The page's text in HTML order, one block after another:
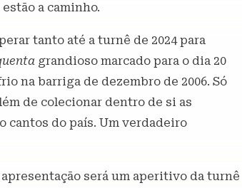
a caminho.
tanto até a turnê de 2024 para
grandioso marcado para o dia 20
na barriga de dezembro de 2006. Só
de colecionar dentro de si as
do país. Um verdadeiro
será um aperitivo da turnê